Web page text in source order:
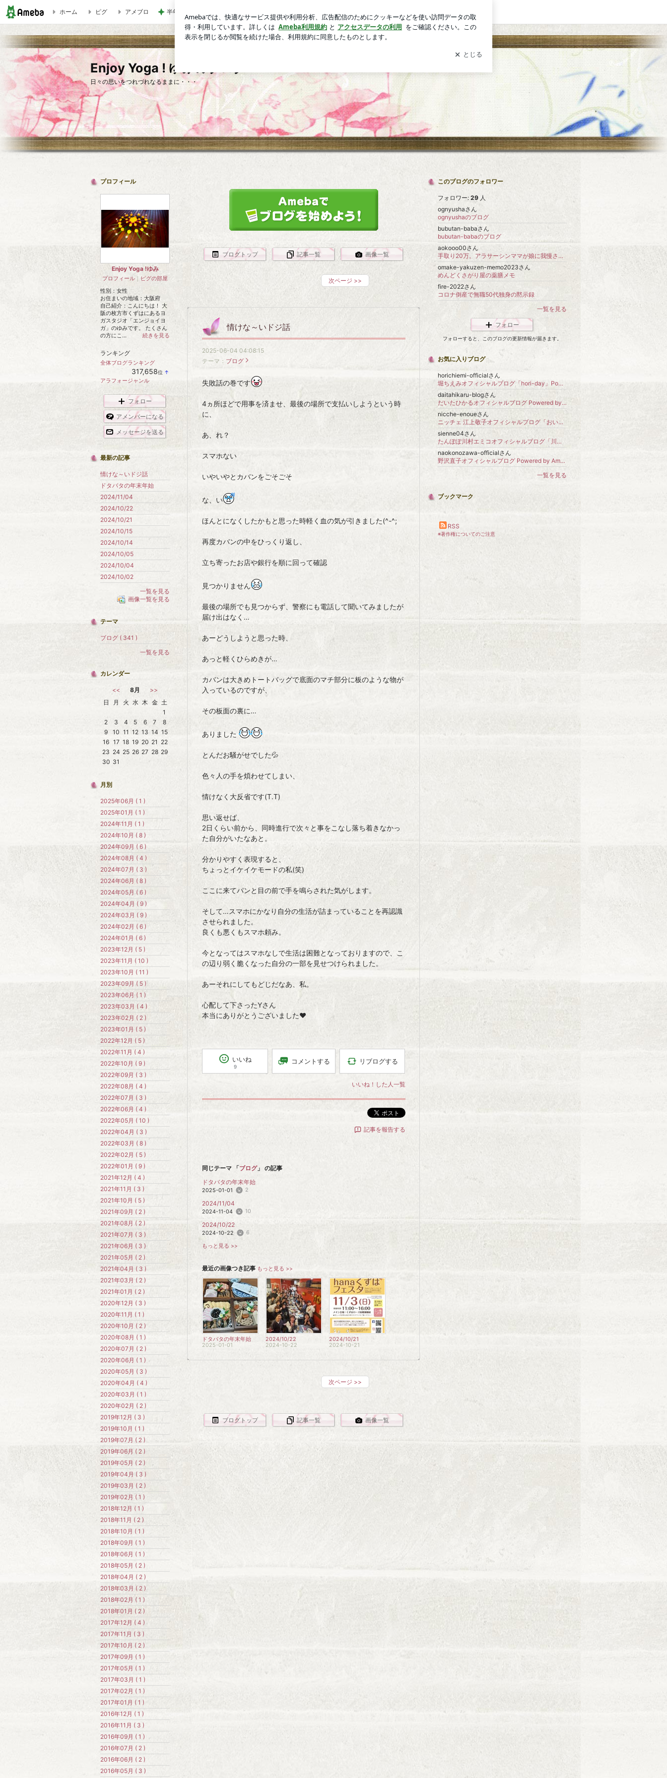
ホーム ピグ アメブロ 半年ぶりに再会した友人とのランチ ログイン
Enjoy Yoga ! ゆみのブログ
日々の思いをつれづれなるままに・・・
ブログトップ 記事一覧 画像一覧
次ページ >>
情けな～いドジ話
2025-06-04 04:08:15
テーマ： ブログ
失敗話の巻です
4ヵ所ほどで用事を済ませ、最後の場所で支払いしようという時
に、
あ、れ？
スマホない
いやいやとカバンをごそごそ
な、い
ほんとになくしたかもと思った時軽く血の気が引きました(^-^;
再度カバンの中をひっくり返し、
立ち寄ったお店や銀行を順に回って確認
見つかりません
最後の場所でも見つからず、警察にも電話して聞いてみましたが
届け出はなく…
あーどうしようと思った時、
あっと軽くひらめきが…
カバンは大きめトートバッグで底面のマチ部分に板のような物が
入っているのですが、
その板面の裏に…
ありました
とんだお騒がせでした💦
色々人の手を煩わせてしまい、
情けなく大反省です(T.T)
思い返せば、
2日くらい前から、同時進行で次々と事をこなし落ち着きなかっ
た自分がいたなあと。
分かりやすく表現すると、
ちょっとイケイケモードの私(笑)
ここに来てパンと目の前で手を鳴らされた気がします。
そして…スマホにかなり自分の生活が詰まっていることを再認識
させられました。
良くも悪くもスマホ頼み。
今となってはスマホなしで生活は困難となっておりますので、こ
の辺り弱く脆くなった自分の一部を見せつけられました。
あーそれにしてもどじだなあ、私。
心配して下さったYさん
本当にありがとうございました♥️
いいね
9
コメントする リブログする
いいね！した人一覧
ポスト
記事を報告する
同じテーマ 「ブログ」 の記事
ドタバタの年末年始
2025-01-01 2
2024/11/04
2024-11-04 10
2024/10/22
2024-10-22 6
もっと見る >>
最近の画像つき記事 もっと見る >>
ドタバタの年末年始
2025-01-01
2024/10/22
2024-10-22
2024/10/21
2024-10-21
次ページ >>
ブログトップ 記事一覧 画像一覧
このブログのフォロワー
フォロワー: 29 人
ognyushaさん
ognyushaのブログ
bubutan-babaさん
bubutan-babaのブログ
aokooo00さん
手取り20万。アラサーシンママが娘に我慢させずにやりくりしながら楽しく暮らすことを目指します☆
omake-yakuzen-memo2023さん
めんどくさがり屋の薬膳メモ
fire-2022さん
コロナ倒産で無職50代独身の黙示録
一覧を見る
フォロー
フォローすると、このブログの更新情報が届きます。
お気に入りブログ
horichiemi-officialさん
堀ちえみオフィシャルブログ「hori-day」Powered by Ameba
更新
daitahikaru-blogさん
だいたひかるオフィシャルブログ Powered by Ameba
nicche-enoueさん
ニッチェ 江上敬子オフィシャルブログ「おいしいはなし」Powered by Ameba
sienne04さん
たんぽぽ川村エミコオフィシャルブログ「川村エミコのカエルが寄ってきます…。」 Powered by Ameba
naokonozawa-officialさん
野沢直子オフィシャルブログ Powered by Ameba
一覧を見る
ブックマーク
RSS
※著作権についてのご注意
プロフィール
Enjoy Yoga !ゆみ
プロフィール ｜ ピグの部屋
性別： 女性
お住まいの地域： 大阪府
自己紹介：こんにちは！ 大
阪の枚方市くずはにあるヨ
ガスタジオ「エンジョイヨ
ガ」のゆみです。 たくさん
の方にこ...
続きを見る
ランキング
全体ブログランキング
317,658位 ↑
ン
アラフォージャンル
フォロー
アメンバーになる
メッセージを送る
最新の記事
情けな～いドジ話
ドタバタの年末年始
2024/11/04
2024/10/22
2024/10/21
2024/10/15
2024/10/14
2024/10/05
2024/10/04
2024/10/02
一覧を見る
画像一覧を見る
テーマ
ブログ ( 341 )
一覧を見る
カレンダー
<< 8月
>>
日
月 火 水 木 金 土
1
2
3 4 5 6 7
8
9
10 11 12 13 14 15
16 17 18 19 20 21 22
23 24 25 26 27 28 29
30 31
月別
2025年06月 ( 1 )
2025年01月 ( 1 )
2024年11月 ( 1 )
2024年10月 ( 8 )
2024年09月 ( 6 )
2024年08月 ( 4 )
2024年07月 ( 3 )
2024年06月 ( 8 )
2024年05月 ( 6 )
2024年04月 ( 9 )
2024年03月 ( 9 )
2024年02月 ( 6 )
2024年01月 ( 6 )
2023年12月 ( 5 )
2023年11月 ( 10 )
2023年10月 ( 11 )
2023年09月 ( 5 )
2023年06月 ( 1 )
2023年03月 ( 4 )
2023年02月 ( 2 )
2023年01月 ( 5 )
2022年12月 ( 5 )
2022年11月 ( 4 )
2022年10月 ( 9 )
2022年09月 ( 3 )
2022年08月 ( 4 )
2022年07月 ( 3 )
2022年06月 ( 4 )
2022年05月 ( 10 )
2022年04月 ( 3 )
2022年03月 ( 8 )
2022年02月 ( 5 )
2022年01月 ( 9 )
2021年12月 ( 4 )
2021年11月 ( 3 )
2021年10月 ( 5 )
2021年09月 ( 2 )
2021年08月 ( 2 )
2021年07月 ( 3 )
2021年06月 ( 3 )
2021年05月 ( 2 )
2021年04月 ( 3 )
2021年03月 ( 2 )
2021年01月 ( 2 )
2020年12月 ( 3 )
2020年11月 ( 1 )
2020年10月 ( 2 )
2020年08月 ( 1 )
2020年07月 ( 2 )
2020年06月 ( 1 )
2020年05月 ( 3 )
2020年04月 ( 4 )
2020年03月 ( 1 )
2020年02月 ( 2 )
2019年12月 ( 3 )
2019年10月 ( 1 )
2019年07月 ( 2 )
2019年06月 ( 2 )
2019年05月 ( 2 )
2019年04月 ( 3 )
2019年03月 ( 2 )
2019年02月 ( 1 )
2018年12月 ( 1 )
2018年11月 ( 2 )
2018年10月 ( 1 )
2018年09月 ( 1 )
2018年06月 ( 1 )
2018年05月 ( 2 )
2018年04月 ( 2 )
2018年03月 ( 2 )
2018年02月 ( 1 )
2018年01月 ( 2 )
2017年12月 ( 4 )
2017年11月 ( 3 )
2017年10月 ( 2 )
2017年09月 ( 1 )
2017年05月 ( 1 )
2017年03月 ( 1 )
2017年02月 ( 1 )
2017年01月 ( 1 )
2016年12月 ( 1 )
2016年11月 ( 3 )
2016年09月 ( 1 )
2016年07月 ( 2 )
2016年06月 ( 2 )
2016年05月 ( 3 )